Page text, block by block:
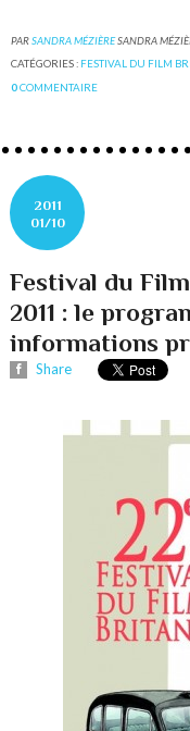
PARSANDRA MÉZIÈRESANDRA
CATÉGORIES : FESTIVAL DU FILM
0COMMENTAIRE
2011
01/10
Festival du
2011 : le
informations
Share